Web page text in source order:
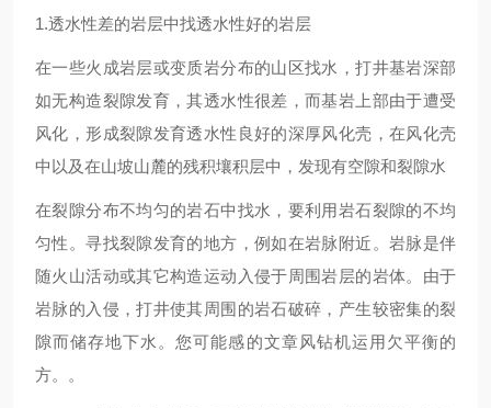
1.透水性差的岩层中找透水性好的岩层
在一些火成岩层或变质岩分布的山区找水，打井基岩深部
如无构造裂隙发育，其透水性很差，而基岩上部由于遭受
风化，形成裂隙发育透水性良好的深厚风化壳，在风化壳
中以及在山坡山麓的残积壤积层中，发现有空隙和裂隙水
在裂隙分布不均匀的岩石中找水，要利用岩石裂隙的不均
匀性。寻找裂隙发育的地方，例如在岩脉附近。岩脉是伴
随火山活动或其它构造运动入侵于周围岩层的岩体。由于
岩脉的入侵，打井使其周围的岩石破碎，产生较密集的裂
隙而储存地下水。您可能感的文章风钻机运用欠平衡的
方。。